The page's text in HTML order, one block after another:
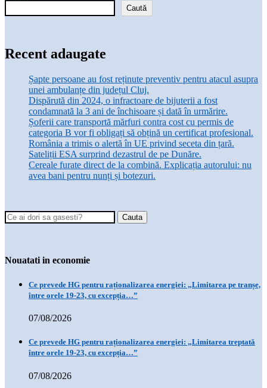
Caută
Recent adaugate
Șapte persoane au fost reținute preventiv pentru atacul asupra
unei ambulanțe din județul Cluj.
Dispărută din 2024, o infractoare de bijuterii a fost
condamnată la 3 ani de închisoare și dată în urmărire.
Șoferii care transportă mărfuri contra cost cu permis de
categoria B vor fi obligați să obțină un certificat profesional.
România a trimis o alertă în UE privind seceta din țară.
Sateliții ESA surprind dezastrul de pe Dunăre.
Cereale furate direct de la combină. Explicația autorului: nu
avea bani pentru nunți și botezuri.
Nouatati in economie
Ce prevede HG pentru raționalizarea energiei: „Limitarea pe tranșe,
între orele 19-23, cu excepția…”
07/08/2026
Ce prevede HG pentru raționalizarea energiei: „Limitarea treptată
între orele 19-23, cu excepția…”
07/08/2026